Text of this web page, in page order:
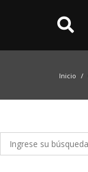
Inicio